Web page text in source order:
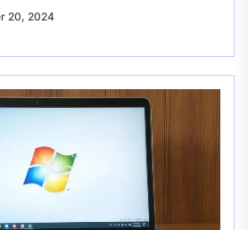
20, 2024